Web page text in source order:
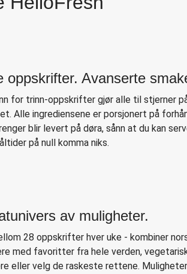
oppskrifter. Avanserte
for trinn-oppskrifter gjør alle til stjerner
Alle ingrediensene er porsjonert på
blir levert på døra, sånn at du kan
på null komma niks.
av muligheter.
28 oppskrifter hver uke - kombiner
med favoritter fra hele verden,
eller velg de raskeste rettene.